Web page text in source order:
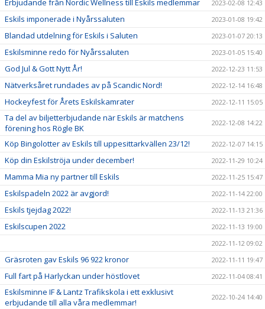
Erbjudande från Nordic Wellness till Eskils medlemmar 2023-02-08 12:43
Eskils imponerade i Nyårssaluten 2023-01-08 19:42
Blandad utdelning för Eskils i Saluten 2023-01-07 20:13
Eskilsminne redo för Nyårssaluten 2023-01-05 15:40
God Jul & Gott Nytt År! 2022-12-23 11:53
Nätverksåret rundades av på Scandic Nord! 2022-12-14 16:48
Hockeyfest för Årets Eskilskamrater 2022-12-11 15:05
Ta del av biljetterbjudande när Eskils är matchens
förening hos Rögle BK
2022-12-08 14:22
Köp Bingolotter av Eskils till uppesittarkvällen 23/12! 2022-12-07 14:15
Köp din Eskilströja under december! 2022-11-29 10:24
Mamma Mia ny partner till Eskils 2022-11-25 15:47
Eskilspadeln 2022 är avgjord! 2022-11-14 22:00
Eskils tjejdag 2022! 2022-11-13 21:36
Eskilscupen 2022
2022-11-13 19:00
2022-11-12 09:02
Gräsroten gav Eskils 96 922 kronor 2022-11-11 19:47
Full fart på Harlyckan under höstlovet 2022-11-04 08:41
Eskilsminne IF & Lantz Trafikskola i ett exklusivt
erbjudande till alla våra medlemmar!
2022-10-24 14:40